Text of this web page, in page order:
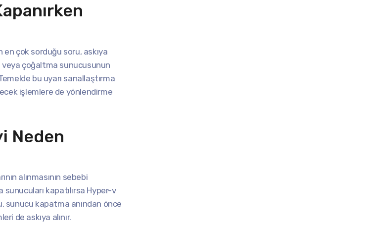
en çok sorduğu soru, askıya
veya çoğaltma sunucusunun
bu uyarı sanallaştırma
işlemlere de yönlendirme
Neden
alınmasının sebebi
kapatılırsa Hyper-v
sunucu kapatma anından önce
de askıya alınır.